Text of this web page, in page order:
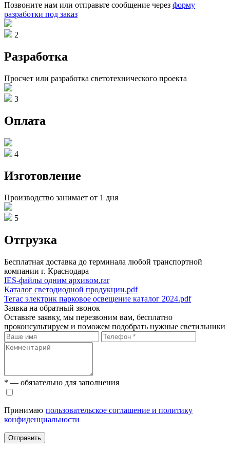
Позвоните нам или отправьте сообщение через форму
разработки под заказ
2
Разработка
Просчет или разработка светотехнического проекта
3
Оплата
4
Изготовление
Производство занимает от 1 дня
5
Отгрузка
Бесплатная доставка до терминала любой транспортной
компании г. Краснодара
IES-файлы одним архивом.rar
Каталог светодиодной продукции.pdf
Тегас электрик парковое освещение каталог 2024.pdf
Заявка на обратный звонок
Оставьте заявку, мы перезвоним вам, бесплатно
проконсультируем и поможем подобрать нужные светильники
* — обязательно для заполнения
Принимаю пользовательское соглашение и политику
конфиденциальности
Отправить